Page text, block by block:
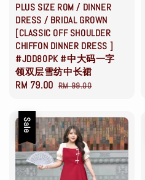
PLUS SIZE ROM / DINNER
DRESS / BRIDAL GROWN
[CLASSIC OFF SHOULDER
CHIFFON DINNER DRESS ]
#JDD80PK #中大码一字
领双层雪纺中长裙
Sale
RM 79.00 Regular
RM 99.00
Sale